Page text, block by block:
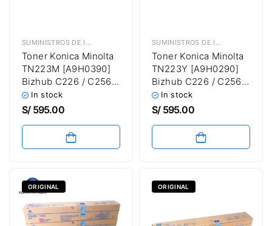
SUMINISTROS DE IMPRESIÓN TÓNER KONICA MINOLTA
Toner Konica Minolta
TN223M [A9H0390]
Bizhub C226 / C256 /
C266 Magenta
In stock
S/595.00
SUMINISTROS DE IMPRESIÓN
Toner Konica Minolta
TN223Y [A9H0290]
Bizhub C226 / C256 /
C266 Amarillo
In stock
S/595.00
ORIGINAL ORIGINAL